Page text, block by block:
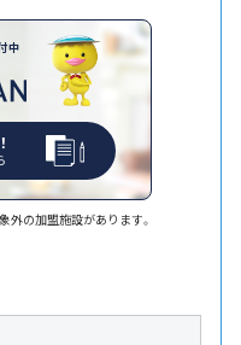
中
外の加盟施設があります。